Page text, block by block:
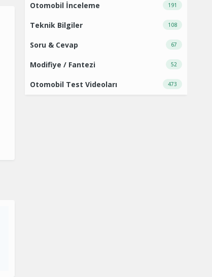
191
Otomobil İnceleme
108
Teknik Bilgiler
67
Soru & Cevap
52
Modifiye / Fantezi
473
Otomobil Test Videoları